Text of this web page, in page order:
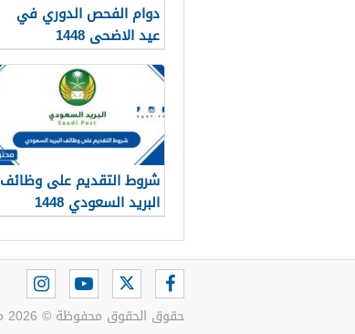
دوام الفحص الدوري في
عيد الاضحى 1448
شروط التقديم على وظائف
البريد السعودي 1448
حقوق الحقوق محفوظة © 2026 موقع محتويات